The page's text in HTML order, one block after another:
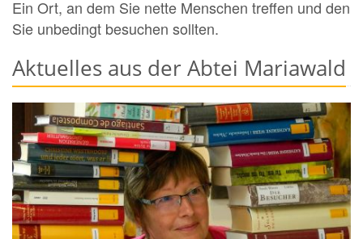
Ein Ort, an dem Sie nette Menschen treffen und den
Sie unbedingt besuchen sollten.
Aktuelles aus der Abtei Mariawald